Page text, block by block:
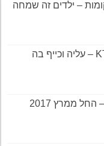
סוזוקי קרוסאובר טורבו – החל ממרץ 2017